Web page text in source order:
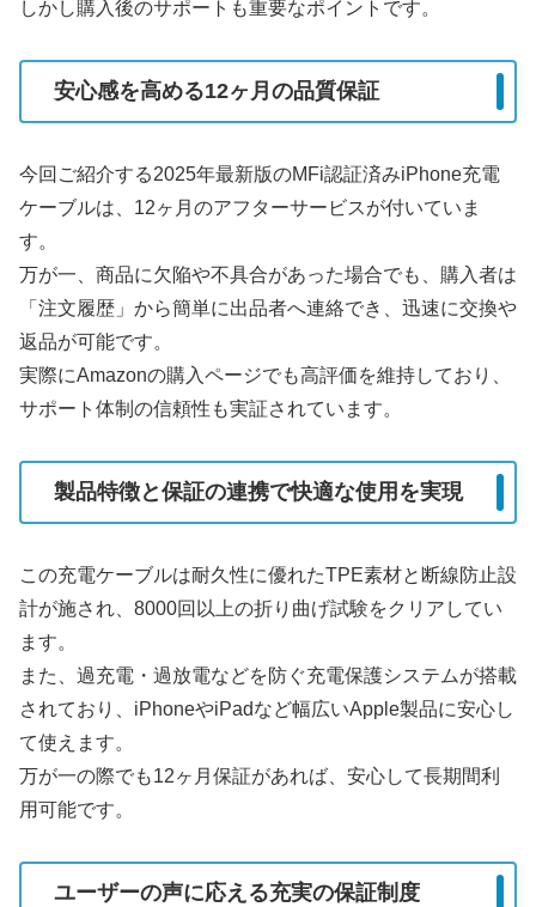
しかし購入後のサポートも重要なポイントです。
安心感を高める12ヶ月の品質保証
今回ご紹介する2025年最新版のMFi認証済みiPhone充電
ケーブルは、12ヶ月のアフターサービスが付いていま
す。
万が一、商品に欠陥や不具合があった場合でも、購入者は
「注文履歴」から簡単に出品者へ連絡でき、迅速に交換や
返品が可能です。
実際にAmazonの購入ページでも高評価を維持しており、
サポート体制の信頼性も実証されています。
製品特徴と保証の連携で快適な使用を実現
この充電ケーブルは耐久性に優れたTPE素材と断線防止設
計が施され、8000回以上の折り曲げ試験をクリアしてい
ます。
また、過充電・過放電などを防ぐ充電保護システムが搭載
されており、iPhoneやiPadなど幅広いApple製品に安心し
て使えます。
万が一の際でも12ヶ月保証があれば、安心して長期間利
用可能です。
ユーザーの声に応える充実の保証制度